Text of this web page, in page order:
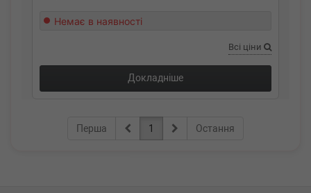
Немає в наявності
Всі ціни
Докладніше
Перша 1 Остання